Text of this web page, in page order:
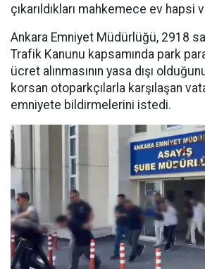
çıkarıldıkları mahkemece ev hapsi
Ankara Emniyet Müdürlüğü, 2918
Trafik Kanunu kapsamında park
ücret alınmasının yasa dışı
korsan otoparkçılarla karşılaşan
emniyete bildirmelerini istedi.